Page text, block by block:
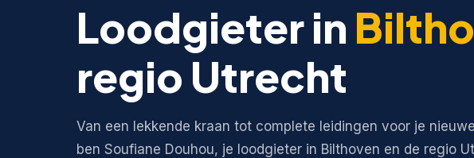
Loodgieter in
regio Utrecht
Van een lekkende kraan tot complete leidingen voor je
ben Soufiane Douhou, je loodgieter in Bilthoven en de regio